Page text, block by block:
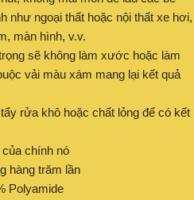
như ngoại thất hoặc nội thất xe hơi,
màn hình, v.v.
sẽ không làm xước hoặc làm
vải màu xám mang lại kết quả
rửa khô hoặc chất lỏng để có kết
chính nó
hàng trăm lần
Polyamide